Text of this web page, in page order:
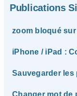
Publications
zoom bloqué
iPhone / iPad :
Sauvegarder les
Changer mot de